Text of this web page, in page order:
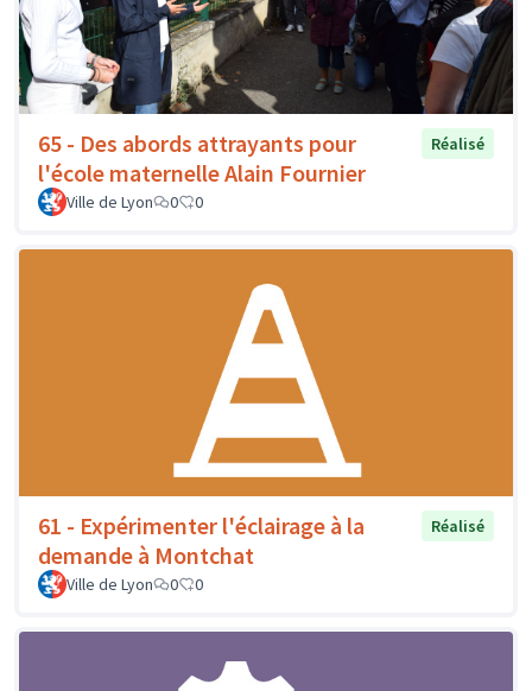
65 - Des abords attrayants pour
l'école maternelle Alain Fournier
Réalisé
Ville de Lyon 0 0
61 - Expérimenter l'éclairage à la
demande à Montchat
Réalisé
Ville de Lyon 0 0